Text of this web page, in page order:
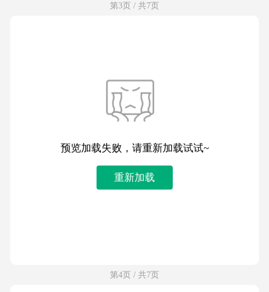
第3页 / 共7页
预览加载失败，请重新加载试试~
重新加载
第4页 / 共7页